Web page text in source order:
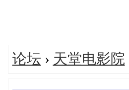
论坛 › 天堂电影院